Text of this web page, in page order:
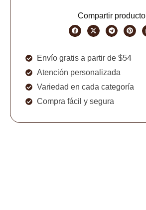
Compartir producto
Envío gratis a partir de $54
Atención personalizada
Variedad en cada categoría
Compra fácil y segura